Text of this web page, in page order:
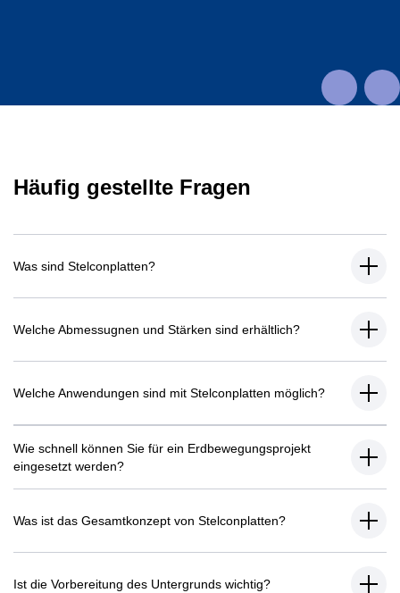
Häufig gestellte Fragen
Was sind Stelconplatten?
Welche Abmessugnen und Stärken sind erhältlich?
Welche Anwendungen sind mit Stelconplatten möglich?
Wie schnell können Sie für ein Erdbewegungsprojekt
eingesetzt werden?
Was ist das Gesamtkonzept von Stelconplatten?
Ist die Vorbereitung des Untergrunds wichtig?